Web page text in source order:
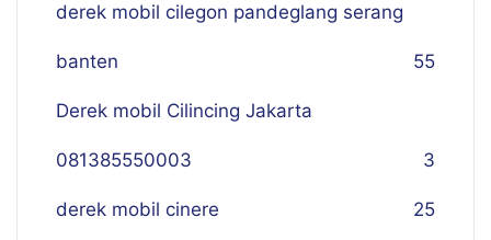
derek mobil cilegon pandeglang serang
banten 55
Derek mobil Cilincing Jakarta
081385550003 3
derek mobil cinere 25